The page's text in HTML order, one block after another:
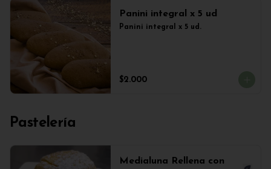
Panini integral x 5 ud
Panini integral x 5 ud.
$2.000
Pastelería
Medialuna Rellena con